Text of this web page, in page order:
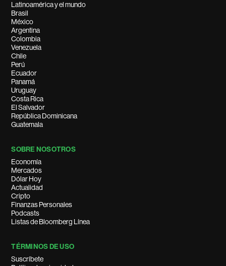
Latinoamérica y el mundo
Brasil
México
Argentina
Colombia
Venezuela
Chile
Perú
Ecuador
Panamá
Uruguay
Costa Rica
El Salvador
República Dominicana
Guatemala
SOBRE NOSOTROS
Economía
Mercados
Dólar Hoy
Actualidad
Cripto
Finanzas Personales
Podcasts
Listas de Bloomberg Línea
TÉRMINOS DE USO
Suscríbete